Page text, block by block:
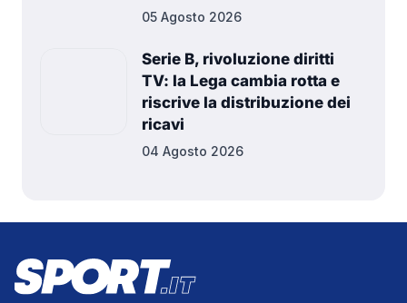
05 Agosto 2026
Serie B, rivoluzione diritti
TV: la Lega cambia rotta e
riscrive la distribuzione dei
ricavi
04 Agosto 2026